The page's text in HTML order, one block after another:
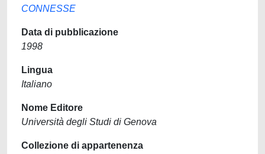
CONNESSE
Data di pubblicazione
1998
Lingua
Italiano
Nome Editore
Università degli Studi di Genova
Collezione di appartenenza